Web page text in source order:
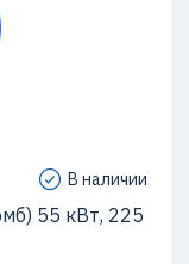
В наличии
55 кВт, 225